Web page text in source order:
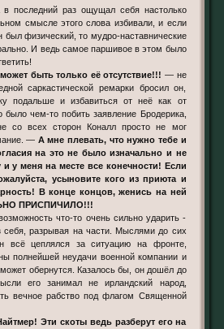
последний раз ощущал себя настолько
смысле этого слова избивали, и если
был физический, то мудро-наставнические
И ведь самое паршивое в этом было
быть только её отсутствие!!! — не
саркастической ремарки бросил он,
подальше и избавиться от неё как от
чем-то побить заявление Бродерика,
со всех сторон Коналл просто не мог
— А мне плевать, что нужно тебе и
на это не было изначально и не
у меня на месте все конечности! Если
усыновите кого из приюта и
В конце концов, женись на ней
ПРИСПИЧИЛО!!!
что-то очень сильно ударить -
себя, разрывая на части. Мыслями до сих
всё цеплялся за ситуацию на фронте,
полнейшей неудачи военной компании и
обернутся. Казалось бы, он дошёл до
его занимал не ирландский народ,
вечное рабство под флагом Священной
Эти скоты ведь разберут его на